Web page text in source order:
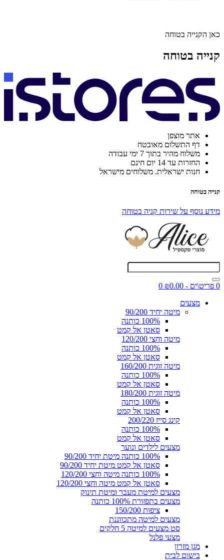
כאן הקנייה בטוחה
קנייה בטוחה
אתר מוצפן
דף התשלום מאובטח
משלוח מהיר בתוך 7 ימי עבודה
החזרות עד 14 יום חינם
חנות ישראלית. משלוחים מישראל
קנייה בטוחה
מידע נוסף על שירות קניה בטוחה
0 פריט\ים - ₪0.00
0
מצעים
מיטה יחיד 90/200
100% כותנה
סאטן אל קמט
מיטה וחצי 120/200
100% כותנה
סאטן אל קמט
מיטה זוגית 160/200
100% כותנה
סאטן אל קמט
מיטה זוגית 180/200
100% כותנה
סאטן אל קמט
קינג סייז 200/220
100% כותנה
סאטן אל קמט
מצעים לילדים ונוער
100% כותנה מיטת יחיד 90/200
סאטן אל קמט מיטת יחיד 90/200
100% כותנה מיטה וחצי 120/200
סאטן אל קמט מיטה וחצי 120/200
מצעים למיטת מעבר ומיטת תינוק
מצעים בתפזורת 100% כותנה
ציפות 150/200
מצעים למיטה מתכווננת
סט מצעים למיטה 5 חלקים
מצעי פלנל
מגן מזרון
בישום לבית